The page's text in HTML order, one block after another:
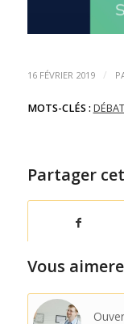
16 FÉVRIER 2019 /
MOTS-CLÉS : DÉBAT
Partager
Vous